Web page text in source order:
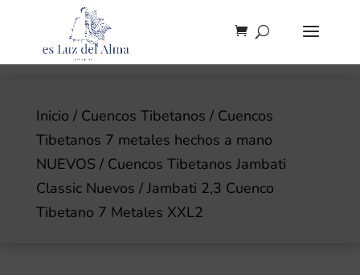
Inicio / Cuencos Tibetanos / Cuencos
Tibetanos 7 metales hechos a mano
NUEVOS / Cuencos Tibetanos Jambati
Classic Nuevos / Jambati 2,3 Cuenco
Tibetano 7 Metales XXL2